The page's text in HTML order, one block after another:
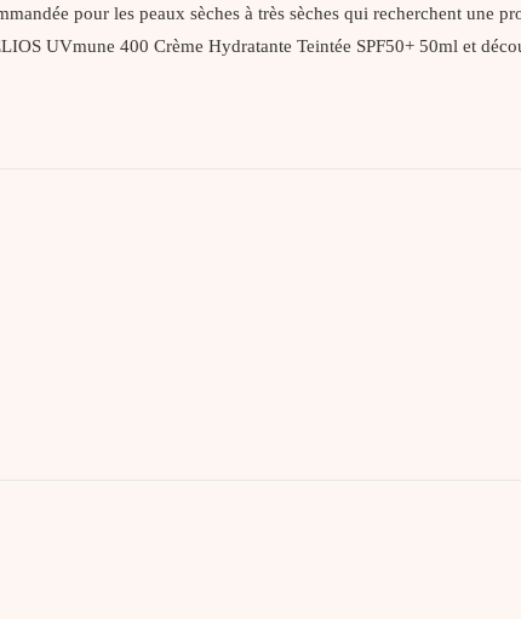
pour les peaux sèches à très sèches qui recherchent une
UVmune 400 Crème Hydratante Teintée SPF50+ 50ml et